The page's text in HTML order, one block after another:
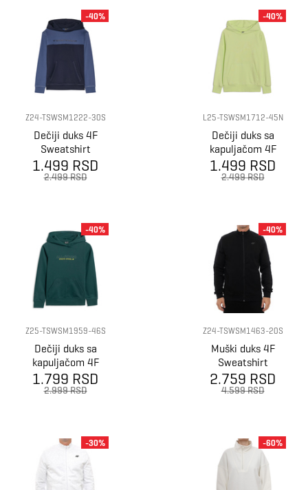
Z24-TSWSM1222-30S
Dečiji duks 4F
Sweatshirt
1.499 RSD
2.499 RSD
-40%
L25-TSWSM1712-45N
Dečiji duks sa
kapuljačom 4F
Sweatshirt
1.499 RSD
2.499 RSD
-40%
Z25-TSWSM1959-46S
Dečiji duks sa
kapuljačom 4F
Sweatshirt
m1959
1.799 RSD
2.999 RSD
-40%
Z24-TSWSM1463-20S
Muški duks 4F
Sweatshirt
2.759 RSD
4.599 RSD
-40%
-30% -60%